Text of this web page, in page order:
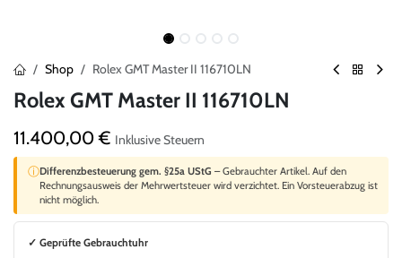
Shop Rolex GMT Master II 116710LN
Rolex GMT Master II 116710LN
11.400,00€ Inklusive Steuern
ⓘDifferenzbesteuerung gem. §25a UStG – Gebrauchter Artikel. Auf den
Rechnungsausweis der Mehrwertsteuer wird verzichtet. Ein Vorsteuerabzug ist
nicht möglich.
✓ Geprüfte Gebrauchtuhr